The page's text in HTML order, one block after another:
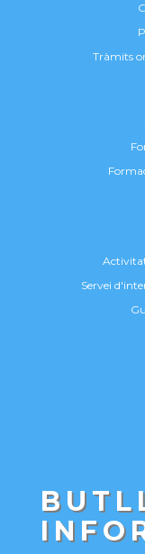
Tràmits
Servei